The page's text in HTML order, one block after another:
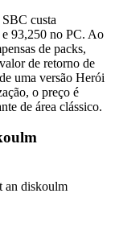
custa
93,250 no PC. Ao
de packs,
de retorno de
uma versão Herói
o preço é
de área clássico.
diskoulm